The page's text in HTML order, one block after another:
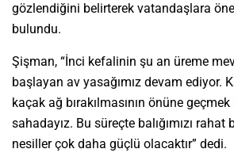
gözlendiğini belirterek vatandaşlara
bulundu.
Şişman, “İnci kefalinin şu an üreme
başlayan av yasağımız devam ediyor.
kaçak ağ bırakılmasının önüne
sahadayız. Bu süreçte balığımızı rahat
nesiller çok daha güçlü olacaktır” dedi.